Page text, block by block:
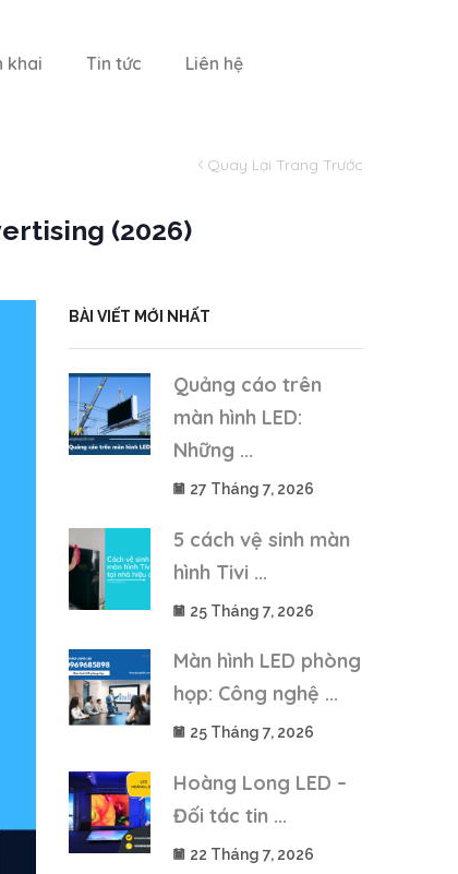
khai Tin tức Liên hệ
Quay Lại Trang Trước
(2026)
BÀI VIẾT MỚI NHẤT
Quảng cáo trên
màn hình LED:
Những ...
27 Tháng 7, 2026
5 cách vệ sinh màn
hình Tivi ...
25 Tháng 7, 2026
Màn hình LED phòng
họp: Công nghệ ...
25 Tháng 7, 2026
Hoàng Long LED –
Đối tác tin ...
22 Tháng 7, 2026